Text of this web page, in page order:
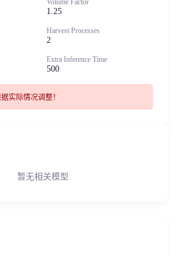
Volume Factor
1.25
Harvest Processes
2
Extra Inference Time
500
实际情况调整！
暂无相关模型